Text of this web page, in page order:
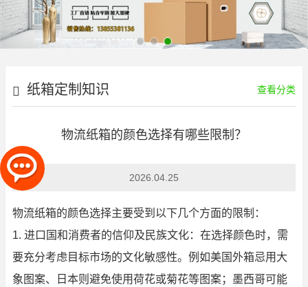
纸箱定制知识 查看分类
物流纸箱的颜色选择有哪些限制？
2026.04.25
物流纸箱的颜色选择主要受到以下几个方面的限制：
1. 进口国和消费者的信仰及民族文化：在选择颜色时，需
要充分考虑目标市场的文化敏感性。例如美国外箱忌用大
象图案、日本则避免使用荷花或菊花等图案；墨西哥可能